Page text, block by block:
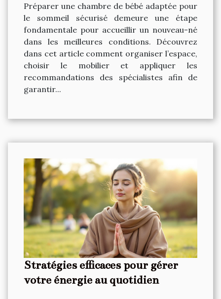
Préparer une chambre de bébé adaptée pour
le sommeil sécurisé demeure une étape
fondamentale pour accueillir un nouveau-né
dans les meilleures conditions. Découvrez
dans cet article comment organiser l’espace,
choisir le mobilier et appliquer les
recommandations des spécialistes afin de
garantir...
Stratégies efficaces pour gérer
votre énergie au quotidien